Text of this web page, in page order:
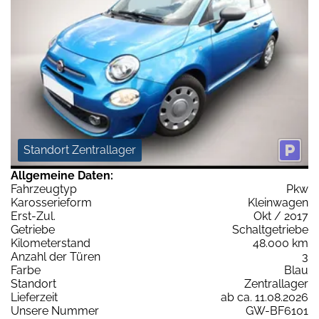
Standort Zentrallager
Allgemeine Daten:
Fahrzeugtyp
Pkw
Karosserieform
Kleinwagen
Erst-Zul.
Okt / 2017
Getriebe
Schaltgetriebe
Kilometerstand
48.000 km
Anzahl der Türen
3
Farbe
Blau
Standort
Zentrallager
Lieferzeit
ab ca. 11.08.2026
Unsere Nummer
GW-BF6101